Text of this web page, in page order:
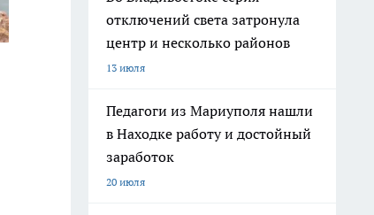
отключений света затронула
центр и несколько районов
13 июля
Педагоги из Мариуполя нашли
в Находке работу и достойный
заработок
20 июля